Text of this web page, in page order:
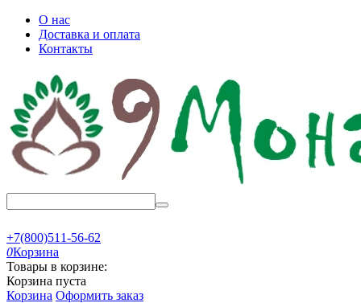
О нас
Доставка и оплата
Контакты
+7(800)511-56-62
0Корзина
Товары в корзине:
Корзина пуста
Корзина Оформить заказ